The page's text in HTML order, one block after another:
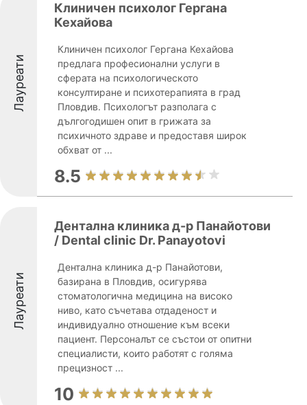
Лауреати
Клиничен психолог Гергана
Кехайова
Клиничен психолог Гергана Кехайова
предлага професионални услуги в
сферата на психологическото
консултиране и психотерапията в град
Пловдив. Психологът разполага с
дългогодишен опит в грижата за
психичното здраве и предоставя широк
обхват от ...
8.5
Лауреати
Дентална клиника д-р Панайотови
/ Dental clinic Dr. Panayotovi
Дентална клиника д-р Панайотови,
базирана в Пловдив, осигурява
стоматологична медицина на високо
ниво, като съчетава отдаденост и
индивидуално отношение към всеки
пациент. Персоналът се състои от опитни
специалисти, които работят с голяма
прецизност ...
10